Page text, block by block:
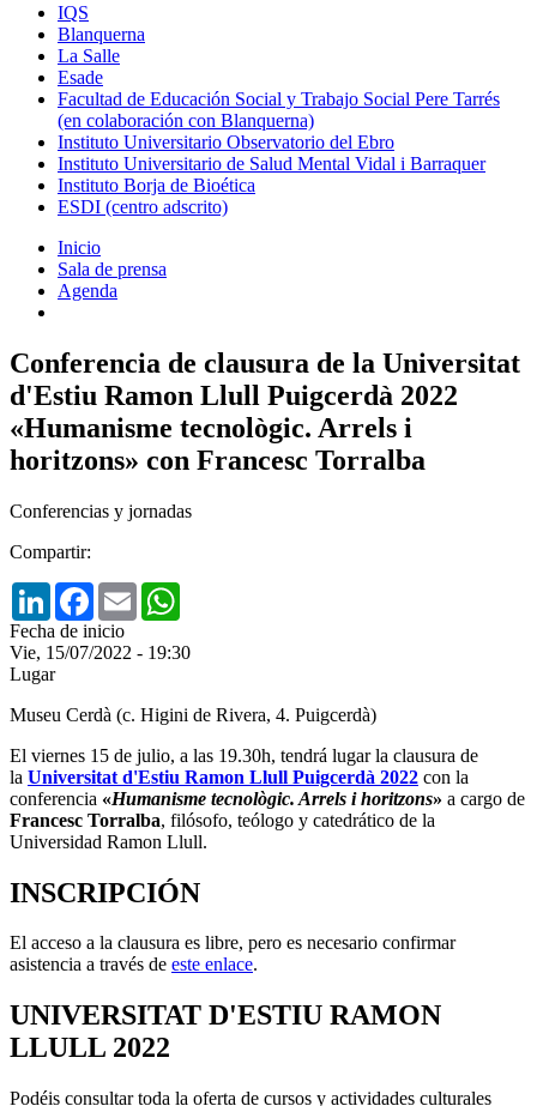
IQS
Blanquerna
La Salle
Esade
Facultad de Educación Social y Trabajo Social Pere Tarrés
(en colaboración con Blanquerna)
Instituto Universitario Observatorio del Ebro
Instituto Universitario de Salud Mental Vidal i Barraquer
Instituto Borja de Bioética
ESDI (centro adscrito)
Inicio
Sala de prensa
Agenda
Conferencia de clausura de la Universitat
d'Estiu Ramon Llull Puigcerdà 2022
«Humanisme tecnològic. Arrels i
horitzons» con Francesc Torralba
Conferencias y jornadas
Compartir:
LinkedInFacebook
Email
Fecha de inicio
Vie, 15/07/2022 - 19:30
Lugar
Museu Cerdà (c. Higini de Rivera, 4. Puigcerdà)
El viernes 15 de julio, a las 19.30h, tendrá lugar la clausura de
la Universitat d'Estiu Ramon Llull Puigcerdà 2022 con la
conferencia «Humanisme tecnològic. Arrels i horitzons» a cargo de
Francesc Torralba, filósofo, teólogo y catedrático de la
Universidad Ramon Llull.
INSCRIPCIÓN
El acceso a la clausura es libre, pero es necesario confirmar
asistencia a través de este enlace.
UNIVERSITAT D'ESTIU RAMON
LLULL 2022
Podéis consultar toda la oferta de cursos y actividades culturales